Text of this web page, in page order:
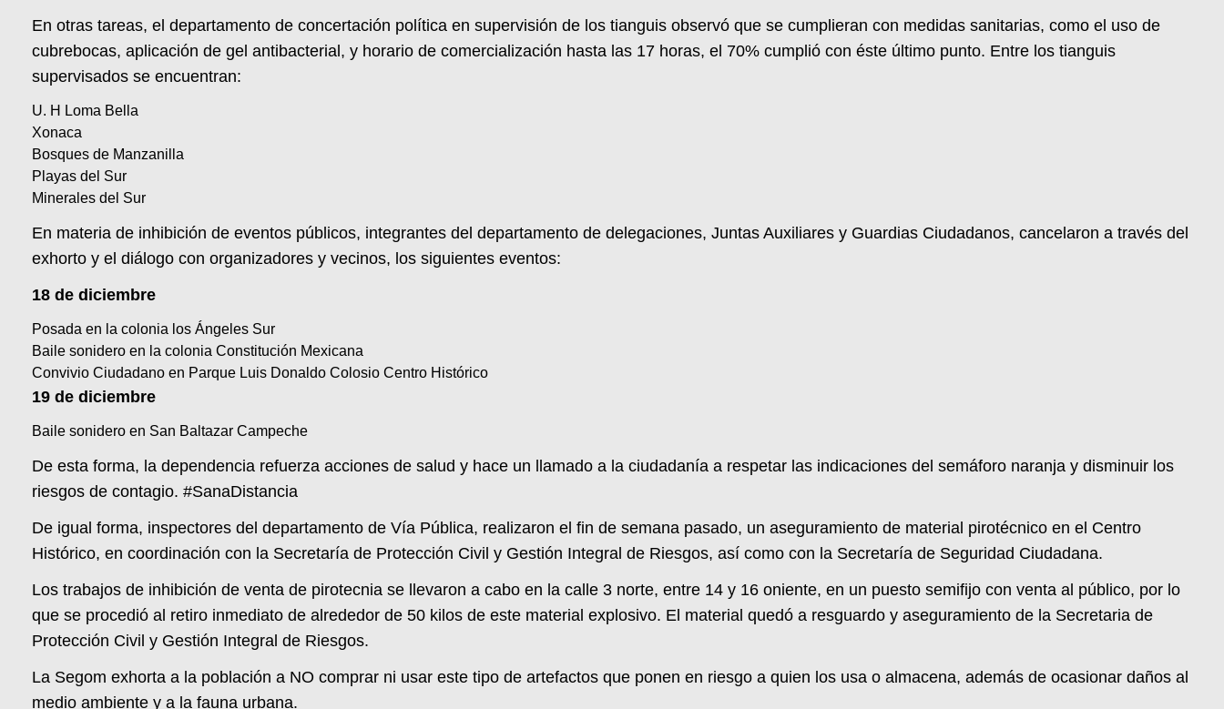
En otras tareas, el departamento de concertación política en supervisión de los tianguis observó que se cumplieran con medidas sanitarias, como el uso de
cubrebocas, aplicación de gel antibacterial, y horario de comercialización hasta las 17 horas, el 70% cumplió con éste último punto. Entre los tianguis
supervisados se encuentran:
U. H Loma Bella
Xonaca
Bosques de Manzanilla
Playas del Sur
Minerales del Sur
En materia de inhibición de eventos públicos, integrantes del departamento de delegaciones, Juntas Auxiliares y Guardias Ciudadanos, cancelaron a través del
exhorto y el diálogo con organizadores y vecinos, los siguientes eventos:
18 de diciembre
Posada en la colonia los Ángeles Sur
Baile sonidero en la colonia Constitución Mexicana
Convivio Ciudadano en Parque Luis Donaldo Colosio Centro Histórico
19 de diciembre
Baile sonidero en San Baltazar Campeche
De esta forma, la dependencia refuerza acciones de salud y hace un llamado a la ciudadanía a respetar las indicaciones del semáforo naranja y disminuir los
riesgos de contagio. #SanaDistancia
De igual forma, inspectores del departamento de Vía Pública, realizaron el fin de semana pasado, un aseguramiento de material pirotécnico en el Centro
Histórico, en coordinación con la Secretaría de Protección Civil y Gestión Integral de Riesgos, así como con la Secretaría de Seguridad Ciudadana.
Los trabajos de inhibición de venta de pirotecnia se llevaron a cabo en la calle 3 norte, entre 14 y 16 oniente, en un puesto semifijo con venta al público, por lo
que se procedió al retiro inmediato de alrededor de 50 kilos de este material explosivo. El material quedó a resguardo y aseguramiento de la Secretaria de
Protección Civil y Gestión Integral de Riesgos.
La Segom exhorta a la población a NO comprar ni usar este tipo de artefactos que ponen en riesgo a quien los usa o almacena, además de ocasionar daños al
medio ambiente y a la fauna urbana.